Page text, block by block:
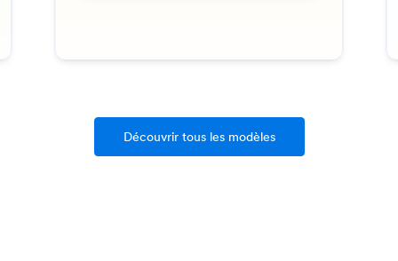
Découvrir tous les modèles